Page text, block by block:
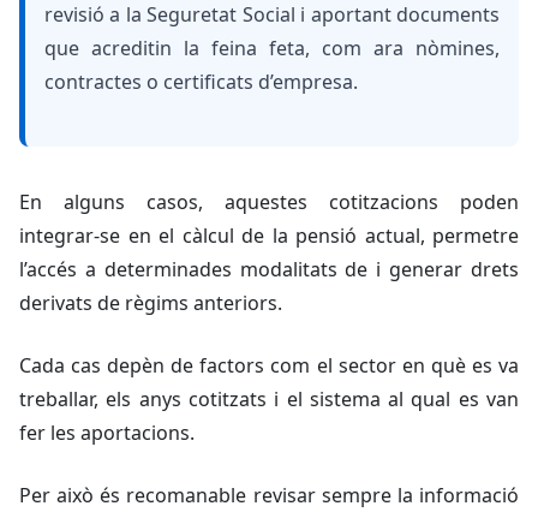
revisió a la Seguretat Social i aportant documents
que acreditin la feina feta, com ara nòmines,
contractes o certificats d’empresa.
En alguns casos, aquestes cotitzacions poden
integrar-se en el càlcul de la pensió actual, permetre
l’accés a determinades modalitats de i generar drets
derivats de règims anteriors.
Cada cas depèn de factors com el sector en què es va
treballar, els anys cotitzats i el sistema al qual es van
fer les aportacions.
Per això és recomanable revisar sempre la informació